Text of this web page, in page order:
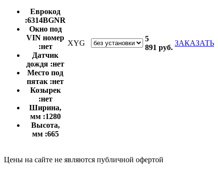
Еврокод
:6314BGNR
Окно под
VIN номер
:нет
Датчик
дождя :нет
Место под
пятак :нет
Козырек
:нет
Ширина,
мм :1280
Высота,
мм :665
XYG
5
891 руб.
ЗАКАЗАТЬ
Цены на сайте не являются публичной офертой